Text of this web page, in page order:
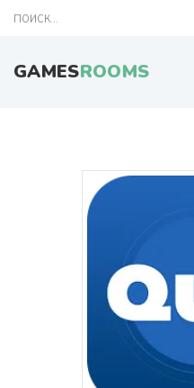
GAMESROOMS